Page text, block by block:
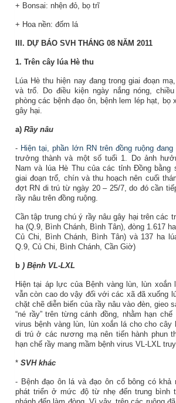
+ Bonsai: nhện đỏ, bọ trĩ
+ Hoa nền: đốm lá
III. DỰ BÁO SVH THÁNG 08 NĂM 2011
1. Trên cây lúa Hè thu
Lúa Hè thu hiện nay đang trong giai đoạn
và trổ. Do điều kiện ngày nắng nóng,
phòng các bệnh đạo ôn, bệnh lem lép hạt, bọ
gây hại.
a) Rầy nâu
- Hiện tại, phần lớn RN trên đồng ruộng đang
trưởng thành và một số tuổi 1. Do ảnh
Nam và lúa Hè Thu của các tỉnh Đồng bằng
giai đoạn trổ, chín và thu hoạch nên cuối
đợt RN di trú từ ngày 20 – 25/7, do đó cần
rầy nâu trên đồng ruộng.
Cần tập trung chú ý rầy nâu gây hại trên các
ha (Q.9, Bình Chánh, Bình Tân), đòng 1.617
Củ Chi, Bình Chánh, Bình Tân) và 137 ha
Q.9, Củ Chi, Bình Chánh, Cần Giờ)
b ) Bệnh VL-LXL
Hiện tại áp lực của Bệnh vàng lùn, lùn xoắn
vẫn còn cao do vậy đối với các xã đã xuống
chặt chẽ diễn biến của rầy nâu vào đèn, gieo
“né rầy” trên từng cánh đồng, nhằm hạn
virus bệnh vàng lùn, lùn xoắn lá cho cho cây
di trú ở các nương mạ nên tiến hành phun
hạn chế rầy mang mầm bệnh virus VL-LXL
* SVH khác
- Bệnh đạo ôn lá và đạo ôn cổ bông có khả
phát triển ở mức độ từ nhẹ đến trung bình